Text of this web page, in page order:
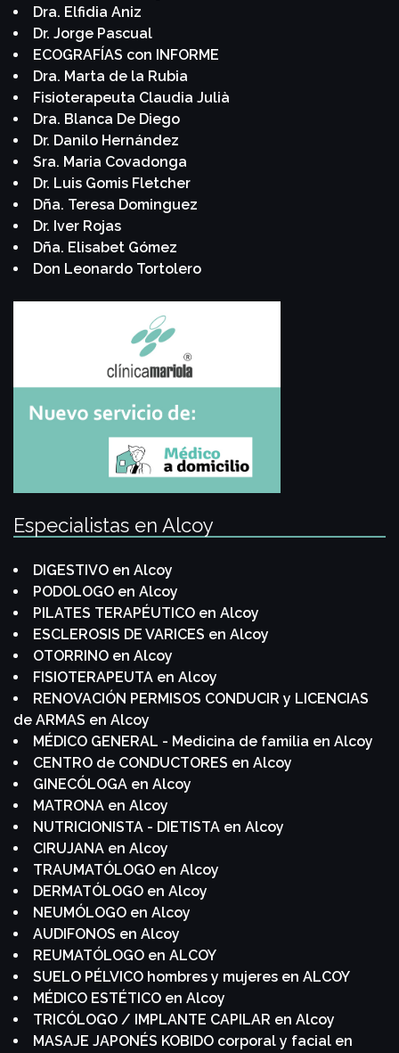
Dra. Elfidia Aniz
Dr. Jorge Pascual
ECOGRAFÍAS con INFORME
Dra. Marta de la Rubia
Fisioterapeuta Claudia Julià
Dra. Blanca De Diego
Dr. Danilo Hernández
Sra. Maria Covadonga
Dr. Luis Gomis Fletcher
Dña. Teresa Dominguez
Dr. Iver Rojas
Dña. Elisabet Gómez
Don Leonardo Tortolero
Especialistas en Alcoy
DIGESTIVO en Alcoy
PODOLOGO en Alcoy
PILATES TERAPÉUTICO en Alcoy
ESCLEROSIS DE VARICES en Alcoy
OTORRINO en Alcoy
FISIOTERAPEUTA en Alcoy
RENOVACIÓN PERMISOS CONDUCIR y LICENCIAS
de ARMAS en Alcoy
MÉDICO GENERAL - Medicina de familia en Alcoy
CENTRO de CONDUCTORES en Alcoy
GINECÓLOGA en Alcoy
MATRONA en Alcoy
NUTRICIONISTA - DIETISTA en Alcoy
CIRUJANA en Alcoy
TRAUMATÓLOGO en Alcoy
DERMATÓLOGO en Alcoy
NEUMÓLOGO en Alcoy
AUDIFONOS en Alcoy
REUMATÓLOGO en ALCOY
SUELO PÉLVICO hombres y mujeres en ALCOY
MÉDICO ESTÉTICO en Alcoy
TRICÓLOGO / IMPLANTE CAPILAR en Alcoy
MASAJE JAPONÉS KOBIDO corporal y facial en